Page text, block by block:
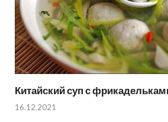
Китайский суп с
16.12.2021